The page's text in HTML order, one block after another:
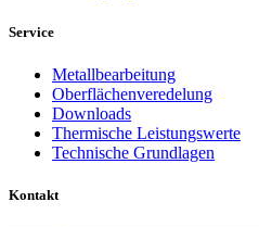
Service
Metallbearbeitung
Oberflächenveredelung
Downloads
Thermische Leistungswerte
Technische Grundlagen
Kontakt